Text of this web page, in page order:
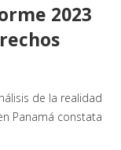
2023
de la realidad
Panamá constata